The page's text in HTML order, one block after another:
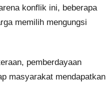
konflik ini, beberapa
memilih mengungsi
pemberdayaan
masyarakat mendapatkan